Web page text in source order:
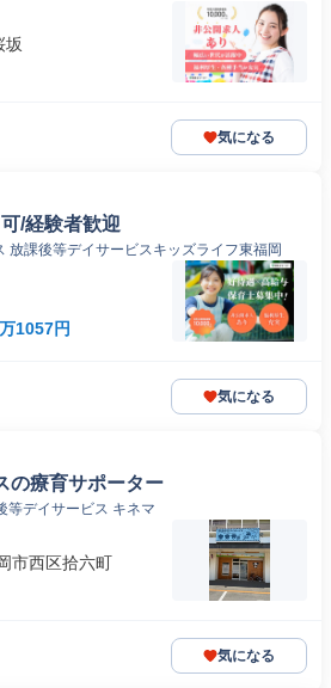
坂
気になる
/経験者歓迎
放課後等デイサービスキッズライフ東福岡
1057円
気になる
の療育サポーター
デイサービス キネマ
市西区拾六町
気になる